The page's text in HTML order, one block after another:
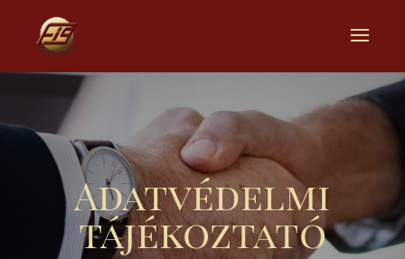
Adatvédelmi
tájékoztató